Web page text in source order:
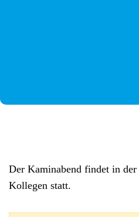
Der Kaminabend findet in
Kollegen statt.